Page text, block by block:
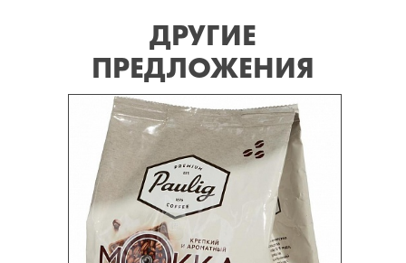
ДРУГИЕ
ПРЕДЛОЖЕНИЯ